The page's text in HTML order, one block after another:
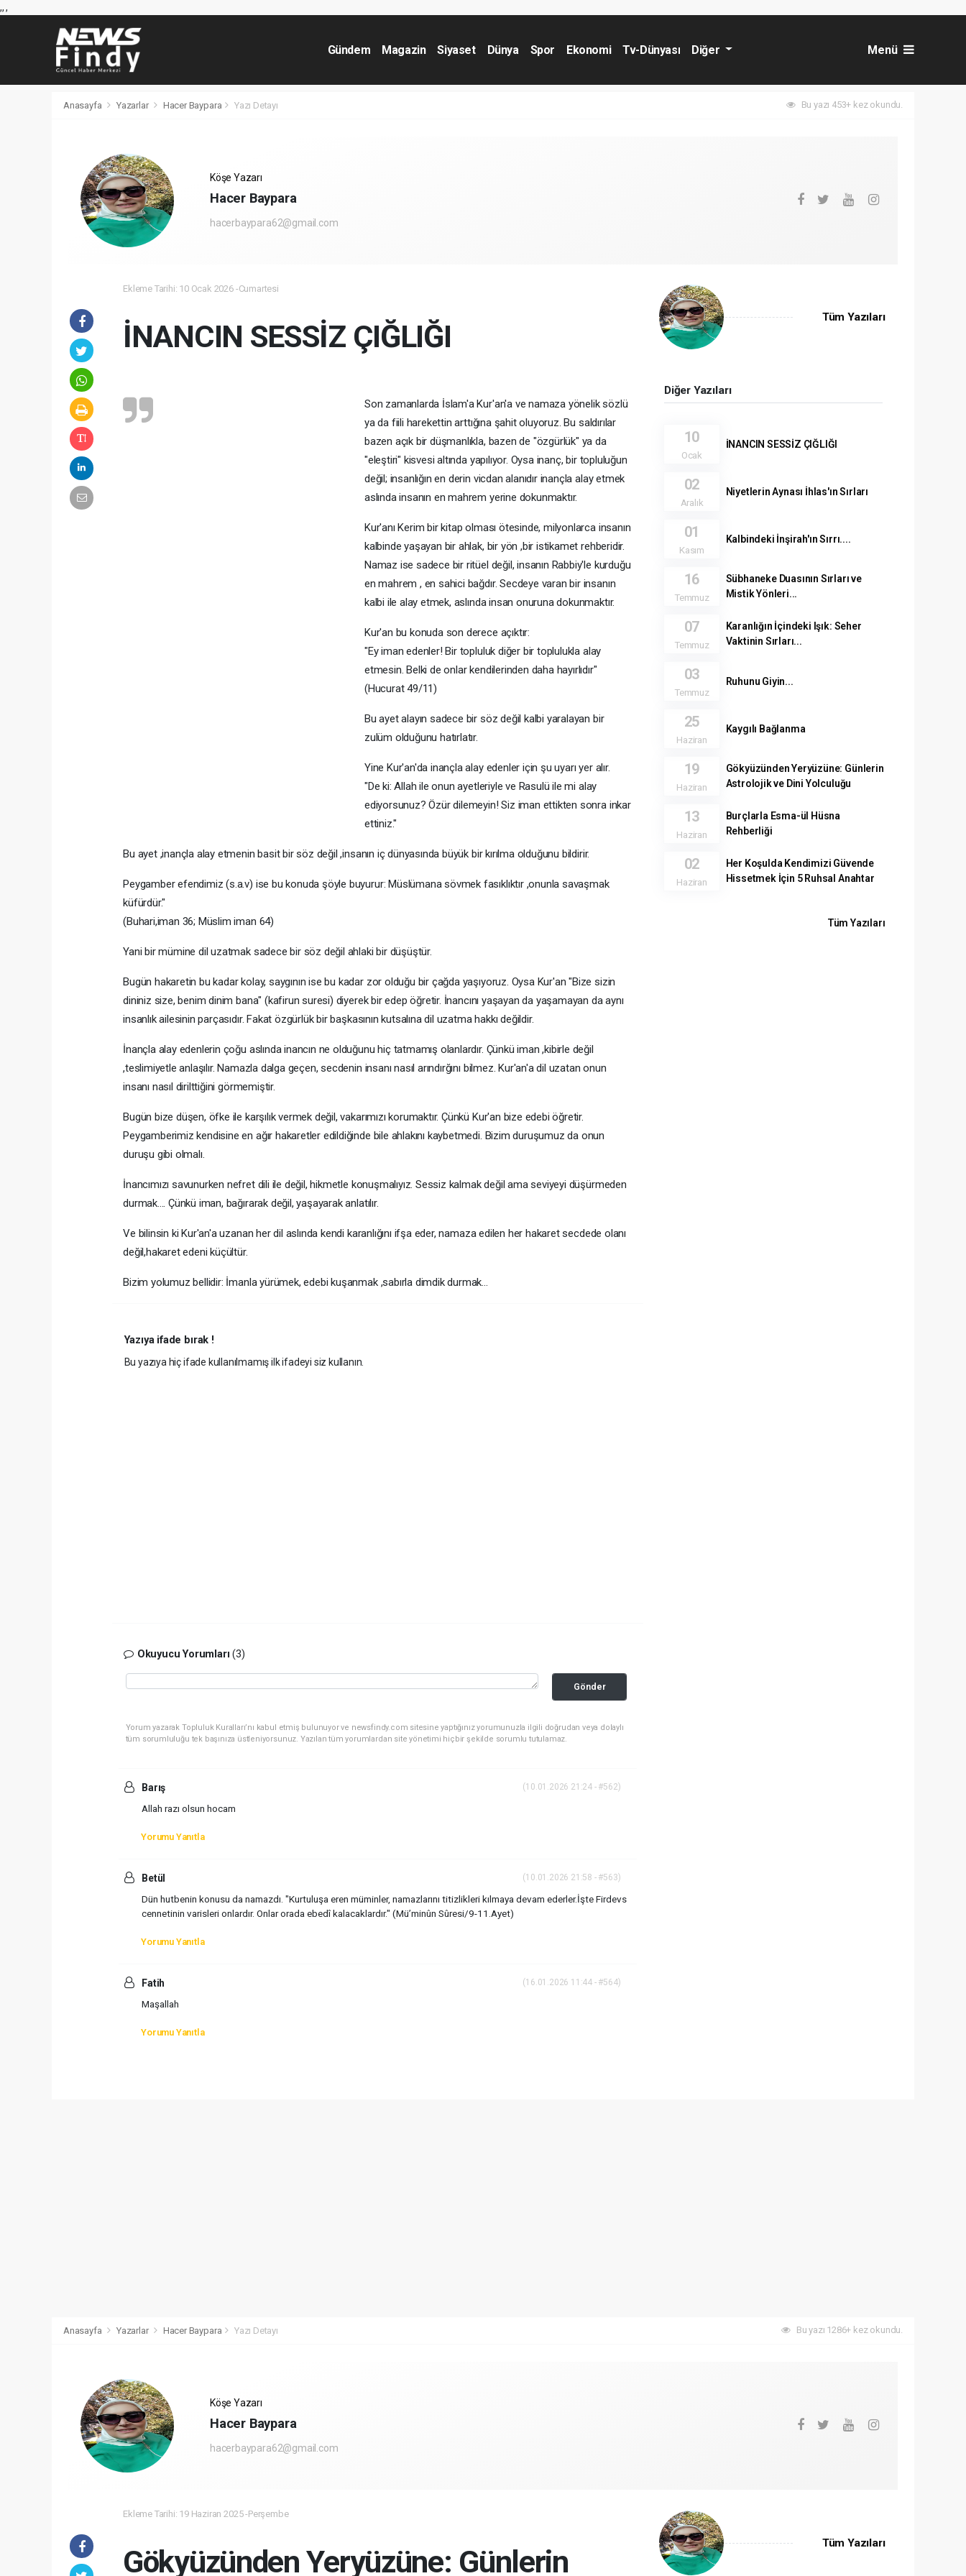
,,,
Gündem Magazin Siyaset Dünya Spor Ekonomi Tv-Dünyası Diğer Menü
Anasayfa Yazarlar Hacer Baypara Yazı Detayı Bu yazı 453+ kez okundu.
Köşe Yazarı
Hacer Baypara
hacerbaypara62@gmail.com
Ekleme Tarihi: 10 Ocak 2026 -Cumartesi
İNANCIN SESSİZ ÇIĞLIĞI
Son zamanlarda İslam'a Kur'an'a ve namaza yönelik sözlü
ya da fiili harekettin arttığına şahit oluyoruz. Bu saldırılar
bazen açık bir düşmanlıkla, bazen de "özgürlük" ya da
"eleştiri" kisvesi altında yapılıyor. Oysa inanç, bir topluluğun
değil; insanlığın en derin vicdan alanıdır inançla alay etmek
aslında insanın en mahrem yerine dokunmaktır.
Kur'anı Kerim bir kitap olması ötesinde, milyonlarca insanın
kalbinde yaşayan bir ahlak, bir yön ,bir istikamet rehberidir.
Namaz ise sadece bir ritüel değil, insanın Rabbiy'le kurduğu
en mahrem , en sahici bağdır. Secdeye varan bir insanın
kalbi ile alay etmek, aslında insan onuruna dokunmaktır.
Kur'an bu konuda son derece açıktır:
"Ey iman edenler! Bir topluluk diğer bir toplulukla alay
etmesin. Belki de onlar kendilerinden daha hayırlıdır"
(Hucurat 49/11)
Bu ayet alayın sadece bir söz değil kalbi yaralayan bir
zulüm olduğunu hatırlatır.
Yine Kur'an'da inançla alay edenler için şu uyarı yer alır.
"De ki: Allah ile onun ayetleriyle ve Rasulü ile mi alay
ediyorsunuz? Özür dilemeyin! Siz iman ettikten sonra inkar
ettiniz."
Bu ayet ,inançla alay etmenin basit bir söz değil ,insanın iç dünyasında büyük bir kırılma olduğunu bildirir.
Peygamber efendimiz (s.a.v) ise bu konuda şöyle buyurur: Müslümana sövmek fasıklıktır ,onunla savaşmak
küfürdür."
(Buhari,iman 36; Müslim iman 64)
Yani bir mümine dil uzatmak sadece bir söz değil ahlaki bir düşüştür.
Bugün hakaretin bu kadar kolay, saygının ise bu kadar zor olduğu bir çağda yaşıyoruz. Oysa Kur'an "Bize sizin
dininiz size, benim dinim bana" (kafirun suresi) diyerek bir edep öğretir. İnancını yaşayan da yaşamayan da aynı
insanlık ailesinin parçasıdır. Fakat özgürlük bir başkasının kutsalına dil uzatma hakkı değildir.
İnançla alay edenlerin çoğu aslında inancın ne olduğunu hiç tatmamış olanlardır. Çünkü iman ,kibirle değil
,teslimiyetle anlaşılır. Namazla dalga geçen, secdenin insanı nasıl arındırğını bilmez. Kur'an'a dil uzatan onun
insanı nasıl dirilttiğini görmemiştir.
Bugün bize düşen, öfke ile karşılık vermek değil, vakarımızı korumaktır. Çünkü Kur'an bize edebi öğretir.
Peygamberimiz kendisine en ağır hakaretler edildiğinde bile ahlakını kaybetmedi. Bizim duruşumuz da onun
duruşu gibi olmalı.
İnancımızı savunurken nefret dili ile değil, hikmetle konuşmalıyız. Sessiz kalmak değil ama seviyeyi düşürmeden
durmak.... Çünkü iman, bağırarak değil, yaşayarak anlatılır.
Ve bilinsin ki Kur'an'a uzanan her dil aslında kendi karanlığını ifşa eder, namaza edilen her hakaret secdede olanı
değil,hakaret edeni küçültür.
Bizim yolumuz bellidir: İmanla yürümek, edebi kuşanmak ,sabırla dimdik durmak...
Yazıya ifade bırak !
Bu yazıya hiç ifade kullanılmamış ilk ifadeyi siz kullanın.
Okuyucu Yorumları(3)
Gönder
Yorum yazarak Topluluk Kuralları’nı kabul etmiş bulunuyor ve newsfindy.com sitesine yaptığınız yorumunuzla ilgili doğrudan veya dolaylı
tüm sorumluluğu tek başınıza üstleniyorsunuz. Yazılan tüm yorumlardan site yönetimi hiçbir şekilde sorumlu tutulamaz.
Barış (10.01.2026 21:24 - #562)
Allah razı olsun hocam
Yorumu Yanıtla
Betül (10.01.2026 21:58 - #563)
Dün hutbenin konusu da namazdı. "Kurtuluşa eren müminler, namazlarını titizlikleri kılmaya devam ederler.İşte Firdevs
cennetinin varisleri onlardır. Onlar orada ebedî kalacaklardır." (Mü’minûn Sûresi/9-11.Ayet)
Yorumu Yanıtla
Fatih (16.01.2026 11:44 - #564)
Maşallah
Yorumu Yanıtla
Tüm Yazıları
Diğer Yazıları
10
Ocak
İNANCIN SESSİZ ÇIĞLIĞI
02
Aralık
Niyetlerin Aynası İhlas'ın Sırları
01
Kasım
Kalbindeki İnşirah'ın Sırrı....
16
Temmuz
Sübhaneke Duasının Sırları ve
Mistik Yönleri...
07
Temmuz
Karanlığın İçindeki Işık: Seher
Vaktinin Sırları...
03
Temmuz
Ruhunu Giyin...
25
Haziran
Kaygılı Bağlanma
19
Haziran
Gökyüzünden Yeryüzüne: Günlerin
Astrolojik ve Dini Yolculuğu
13
Haziran
Burçlarla Esma-ül Hüsna
Rehberliği
02
Haziran
Her Koşulda Kendimizi Güvende
Hissetmek İçin 5 Ruhsal Anahtar
Tüm Yazıları
Anasayfa Yazarlar Hacer Baypara Yazı Detayı Bu yazı 1286+ kez okundu.
Köşe Yazarı
Hacer Baypara
hacerbaypara62@gmail.com
Ekleme Tarihi: 19 Haziran 2025 -Perşembe
Gökyüzünden Yeryüzüne: Günlerin
Tüm Yazıları